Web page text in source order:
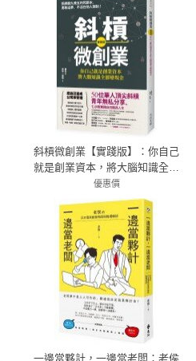
斜槓微創業【實踐版】：你自己
就是創業資本，將大腦知識全都
變現金
優惠價
79折 284元
一邊當夥計，一邊當老闆：老侯